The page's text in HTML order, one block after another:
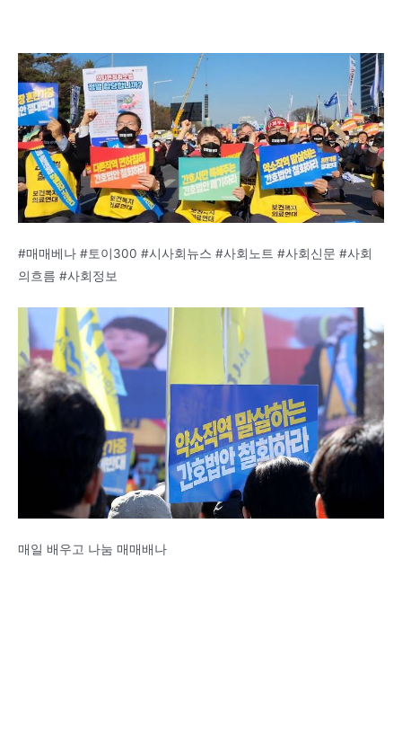
#매매베나 #토이300 #시사회뉴스 #사회노트 #사회신문 #사회
의흐름 #사회정보
매일 배우고 나눔 매매배나